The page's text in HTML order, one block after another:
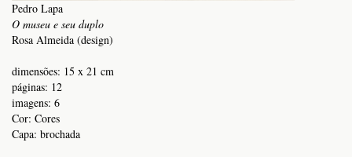
Pedro Lapa
O museu e seu duplo
Rosa Almeida (design)
dimensões: 15 x 21 cm
páginas: 12
imagens: 6
Cor: Cores
Capa: brochada